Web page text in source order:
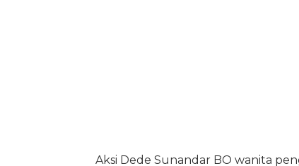
Aksi Dede Sunandar BO wanita